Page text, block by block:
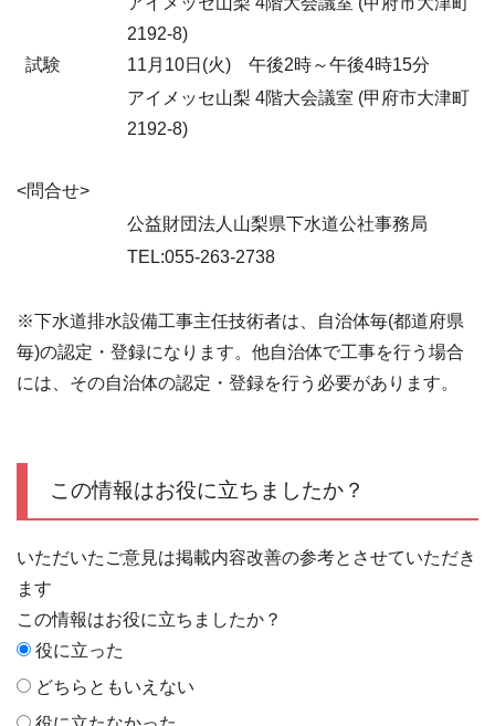
2192-8)
試験
11月10日(火) 午後2時～午後4時15分
アイメッセ山梨 4階大会議室 (甲府市大津町
2192-8)
<問合せ>
公益財団法人山梨県下水道公社事務局
TEL:055-263-2738
※下水道排水設備工事主任技術者は、自治体毎(都道府県
毎)の認定・登録になります。他自治体で工事を行う場合
には、その自治体の認定・登録を行う必要があります。
この情報はお役に立ちましたか？
いただいたご意見は掲載内容改善の参考とさせていただき
ます
この情報はお役に立ちましたか？
役に立った
どちらともいえない